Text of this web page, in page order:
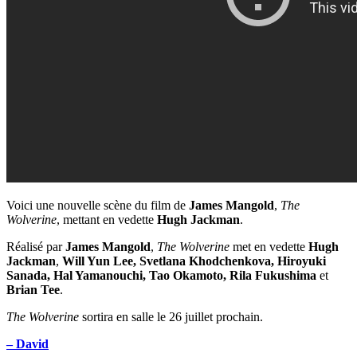
Voici une nouvelle scène du film de James Mangold, The
Wolverine, mettant en vedette Hugh Jackman.
Réalisé parJames Mangold, The Wolverine met en vedette Hugh
Jackman, Will Yun Lee, Svetlana Khodchenkova, Hiroyuki
Sanada, Hal Yamanouchi, Tao Okamoto, Rila Fukushima et
Brian Tee.
The Wolverine sortira en salle le 26 juillet prochain.
– David